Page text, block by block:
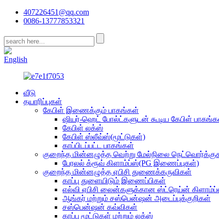
407226451@qq.com
0086-13777853321
English
வீடு
தயாரிப்புகள்
கேபிள் இணைக்கும் பாகங்கள்
ஷியர்-ஹெட் போல்ட்களுடன் கூடிய கேபிள்
கேபிள் லக்ஸ்
கேபிள் ஸ்லீவ்ஸ்(மூட்டுகள்)
காப்பிடப்பட்ட பாகங்கள்
குறைந்த மின்னழுத்த வெற்று மேல்நிலை
பேரலல் க்ரூவ் கிளாம்ப்ஸ்(PG இணைப்புகள்)
குறைந்த மின்னழுத்த ஏபிசி துணைக்கருவிகள்
காப்பு துளையிடும் இணைப்பிகள்
எல்வி ஏபிசி லைன்களுக்கான ஸ்ட்ரெய்ன்
ஆங்கர் மற்றும் சஸ்பென்ஷன் அடைப்புக்குறிகள்
சஸ்பென்ஷன் கவ்விகள்
காப்பு மூட்டுகள் மற்றும் லக்ஸ்